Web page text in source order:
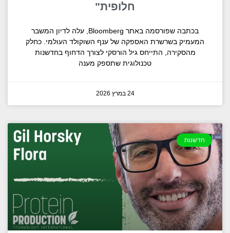
חלופית"
בכתבה שפורסמה באתר Bloomberg, עלה לדיון המשבר
המעמיק בשרשרת האספקה של ענף השוקולד העולמי. כחלק
מהסקירה, התייחס גיל הורסקי לצורך הדחוף בחדשנות
טכנולוגית שתספק מענה
24 במרץ 2026
חדשנות